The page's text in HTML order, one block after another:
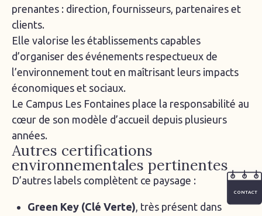
CONTACT
prenantes : direction, fournisseurs, partenaires et
clients.
Elle valorise les établissements capables
d’organiser des événements respectueux de
l’environnement tout en maîtrisant leurs impacts
économiques et sociaux.
Le Campus Les Fontaines place la responsabilité au
cœur de son modèle d’accueil depuis plusieurs
années.
Autres certifications
environnementales pertinentes
D’autres labels complètent ce paysage :
Green Key (Clé Verte), très présent dans